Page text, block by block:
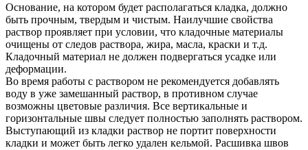
Основание, на котором будет располагаться кладка, должно
быть прочным, твердым и чистым. Наилучшие свойства
раствор проявляет при условии, что кладочные материалы
очищены от следов раствора, жира, масла, краски и т.д.
Кладочный материал не должен подвергаться усадке или
деформации.
Во время работы с раствором не рекомендуется добавлять
воду в уже замешанный раствор, в противном случае
возможны цветовые различия. Все вертикальные и
горизонтальные швы следует полностью заполнять раствором.
Выступающий из кладки раствор не портит поверхности
кладки и может быть легко удален кельмой. Расшивка швов